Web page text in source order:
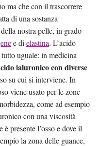
ma che con il trascorrere
di una sostanza
nostra pelle, in grado
e di elastina. L’acido
uguale: in medicina
ialuronico con diverse
su cui si interviene. In
viene usato per le zone
come ad esempio
con una viscosità
presente l’osso e dove il
la zona delle guance,